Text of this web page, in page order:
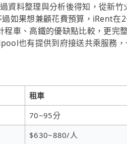
資料整理與分析後得知，從新
如果想兼顧花費預算，iRent在
車、高鐵的優缺點比較，更完
也有提供到府接送共乘服務
租車
70~95分
$630~880/人